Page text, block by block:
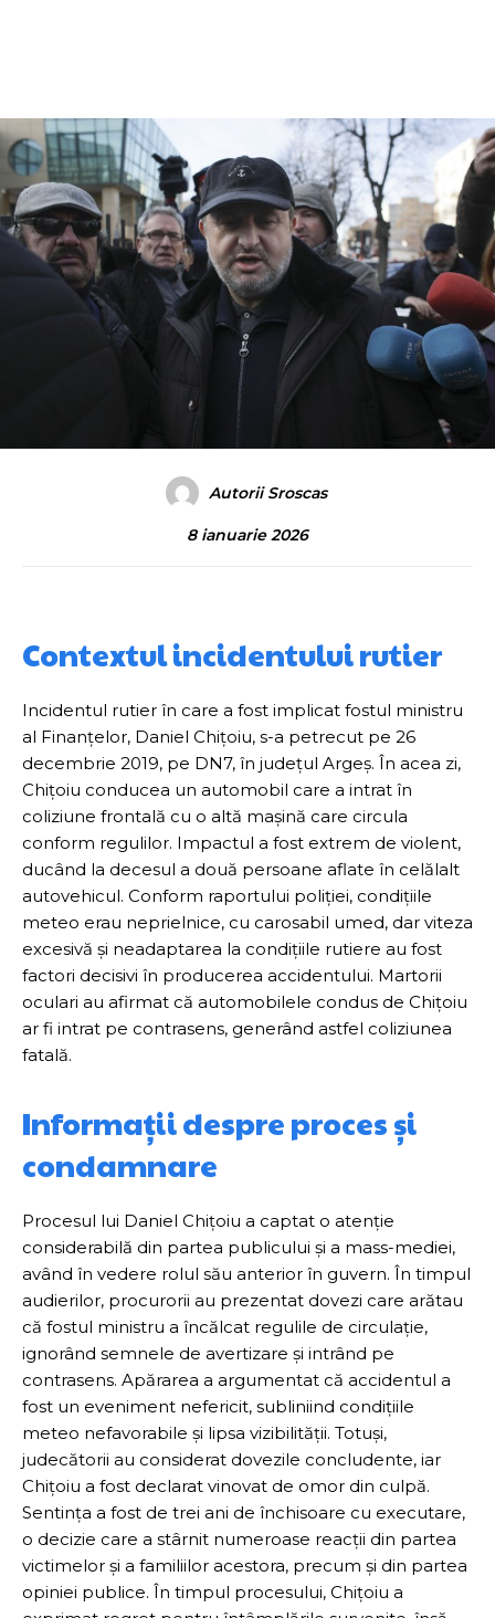
Autorii Sroscas
8 ianuarie 2026
Contextul incidentului rutier
Incidentul rutier în care a fost implicat fostul ministru
al Finanțelor, Daniel Chițoiu, s-a petrecut pe 26
decembrie 2019, pe DN7, în județul Argeș. În acea zi,
Chițoiu conducea un automobil care a intrat în
coliziune frontală cu o altă mașină care circula
conform regulilor. Impactul a fost extrem de violent,
ducând la decesul a două persoane aflate în celălalt
autovehicul. Conform raportului poliției, condițiile
meteo erau neprielnice, cu carosabil umed, dar viteza
excesivă și neadaptarea la condițiile rutiere au fost
factori decisivi în producerea accidentului. Martorii
oculari au afirmat că automobilele condus de Chițoiu
ar fi intrat pe contrasens, generând astfel coliziunea
fatală.
Informații despre proces și
condamnare
Procesul lui Daniel Chițoiu a captat o atenție
considerabilă din partea publicului și a mass-mediei,
având în vedere rolul său anterior în guvern. În timpul
audierilor, procurorii au prezentat dovezi care arătau
că fostul ministru a încălcat regulile de circulație,
ignorând semnele de avertizare și intrând pe
contrasens. Apărarea a argumentat că accidentul a
fost un eveniment nefericit, subliniind condițiile
meteo nefavorabile și lipsa vizibilității. Totuși,
judecătorii au considerat dovezile concludente, iar
Chițoiu a fost declarat vinovat de omor din culpă.
Sentința a fost de trei ani de închisoare cu executare,
o decizie care a stârnit numeroase reacții din partea
victimelor și a familiilor acestora, precum și din partea
opiniei publice. În timpul procesului, Chițoiu a